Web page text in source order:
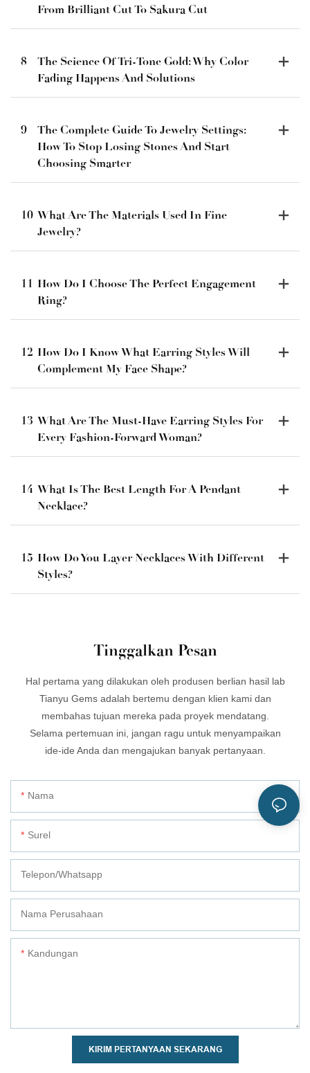
From Brilliant Cut To Sakura Cut
8
The Science Of Tri-Tone Gold: Why Color
Fading Happens And Solutions
9
The Complete Guide To Jewelry Settings:
How To Stop Losing Stones And Start
Choosing Smarter
10 What Are The Materials Used In Fine
Jewelry?
11 How Do I Choose The Perfect Engagement
Ring?
12 How Do I Know What Earring Styles Will
Complement My Face Shape?
13 What Are The Must-Have Earring Styles For
Every Fashion-Forward Woman?
14 What Is The Best Length For A Pendant
Necklace?
15 How Do You Layer Necklaces With Different
Styles?
Tinggalkan Pesan
Hal pertama yang dilakukan oleh produsen berlian hasil lab
Tianyu Gems adalah bertemu dengan klien kami dan
membahas tujuan mereka pada proyek mendatang.
Selama pertemuan ini, jangan ragu untuk menyampaikan
ide-ide Anda dan mengajukan banyak pertanyaan.
Nama
Surel
Telepon/whatsapp
Nama Perusahaan
Kandungan
KIRIM PERTANYAAN SEKARANG